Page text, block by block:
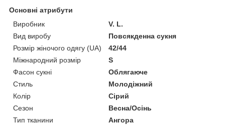
Основні атрибути
Виробник
V. L.
Вид виробу
Повсякденна сукня
Розмір жіночого одягу (UA)
42/44
Міжнародний розмір
S
Фасон сукні
Облягаюче
Стиль
Молодіжний
Колір
Сірий
Сезон
Весна/Осінь
Тип тканини
Ангора